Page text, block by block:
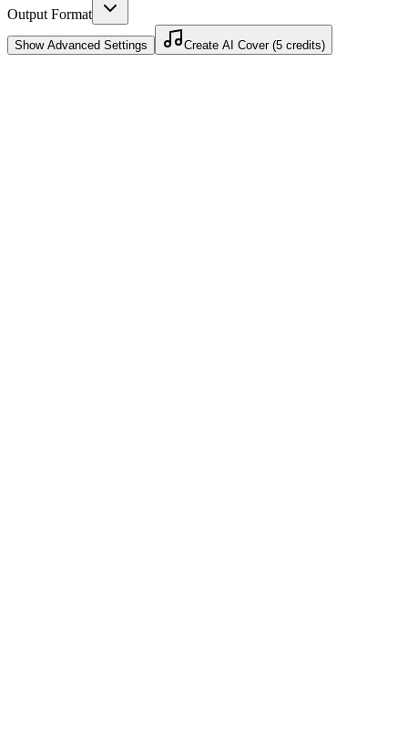
Output Format
ShowAdvanced Settings Create AI Cover (5 credits)